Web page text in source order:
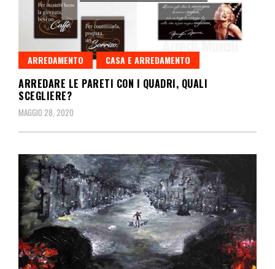
ARREDAMENTO CASA E ARREDAMENTO
ARREDARE LE PARETI CON I QUADRI, QUALI
SCEGLIERE?
MAGGIO 28, 2020